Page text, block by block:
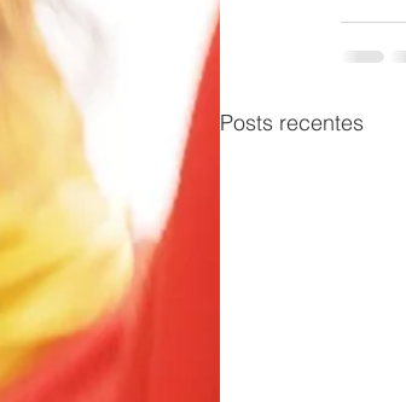
Posts recentes